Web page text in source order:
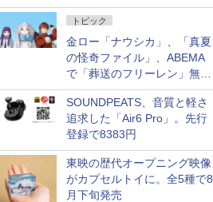
ルフはペア3万円以下
トピック
金ロー「ナウシカ」、「真夏
の怪奇ファイル」、ABEMA
で「葬送のフリーレン」無料
配信など。夏の特番・配信情
報
SOUNDPEATS、音質と軽さ
追求した「Air6 Pro」。先行
登録で8383円
東映の歴代オープニング映像
がカプセルトイに。全5種で8
月下旬発売